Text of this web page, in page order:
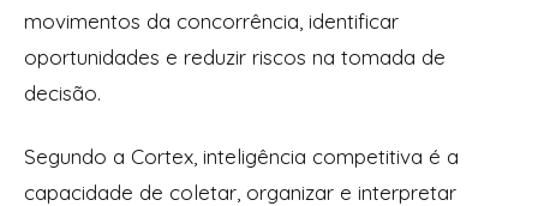
movimentos da concorrência, identificar
oportunidades e reduzir riscos na tomada de
decisão.
Segundo a Cortex, inteligência competitiva é a
capacidade de coletar, organizar e interpretar